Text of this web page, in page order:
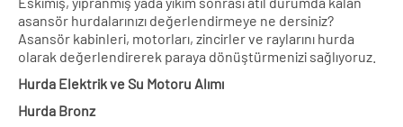
asansör hurdalarınızı değerlendirmeye ne dersiniz?
Asansör kabinleri, motorları, zincirler ve raylarını hurda
olarak değerlendirerek paraya dönüştürmenizi sağlıyoruz.
Hurda Elektrik ve Su Motoru Alımı
Hurda Bronz